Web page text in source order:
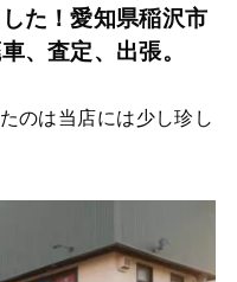
た！愛知県稲沢市
、査定、出張。
のは当店には少し珍し